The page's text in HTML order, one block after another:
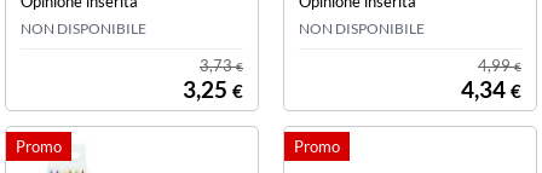
NON DISPONIBILE
3,73€
3,25 €
NON DISPONIBILE
4,99€
4,34 €